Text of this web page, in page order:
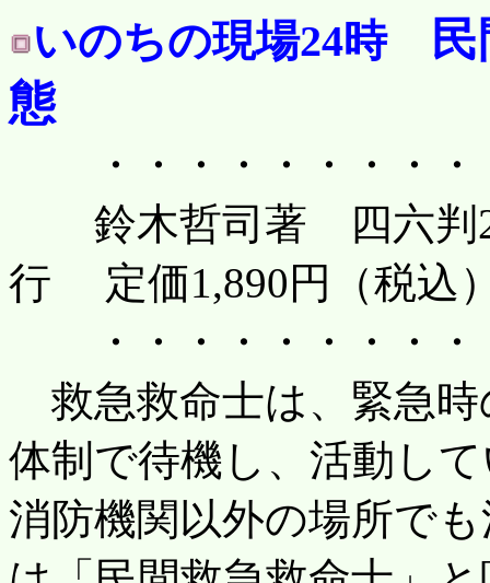
いのちの現場24時
態
・・・・・・・・・・
鈴木哲司著 四六判
行 定価1,890円（税込
・・・・・・・・・・
救急救命士は、緊急時
体制で待機し、活動し
消防機関以外の場所で